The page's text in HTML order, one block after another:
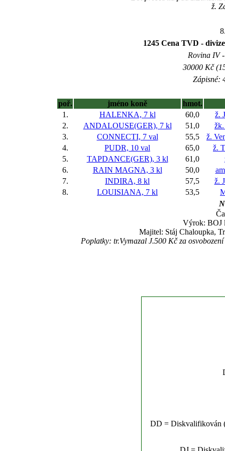
ž.
1245 Cena TVD -
Rovina IV
30000 Kč
Zápisné:
poř. jméno koně
hmot.
1.
HALENKA, 7 kl 60,0
ž.
2.
ANDALOUSE(GER), 7 kl 51,0
3.
CONNECTI, 7 val 55,5
ž.
4.
PUDR, 10 val 65,0
ž.
5.
TAPDANCE(GER), 3 kl 61,0
6.
RAIN MAGNA, 3 kl 50,0
7.
INDIRA, 8 kl 57,5
ž.
8.
LOUISIANA, 7 kl 53,5
Výrok: BOJ
Majitel: Stáj Chaloupka,
Poplatky: tr.Vymazal J.500 Kč za
DD = Diskvalifikován